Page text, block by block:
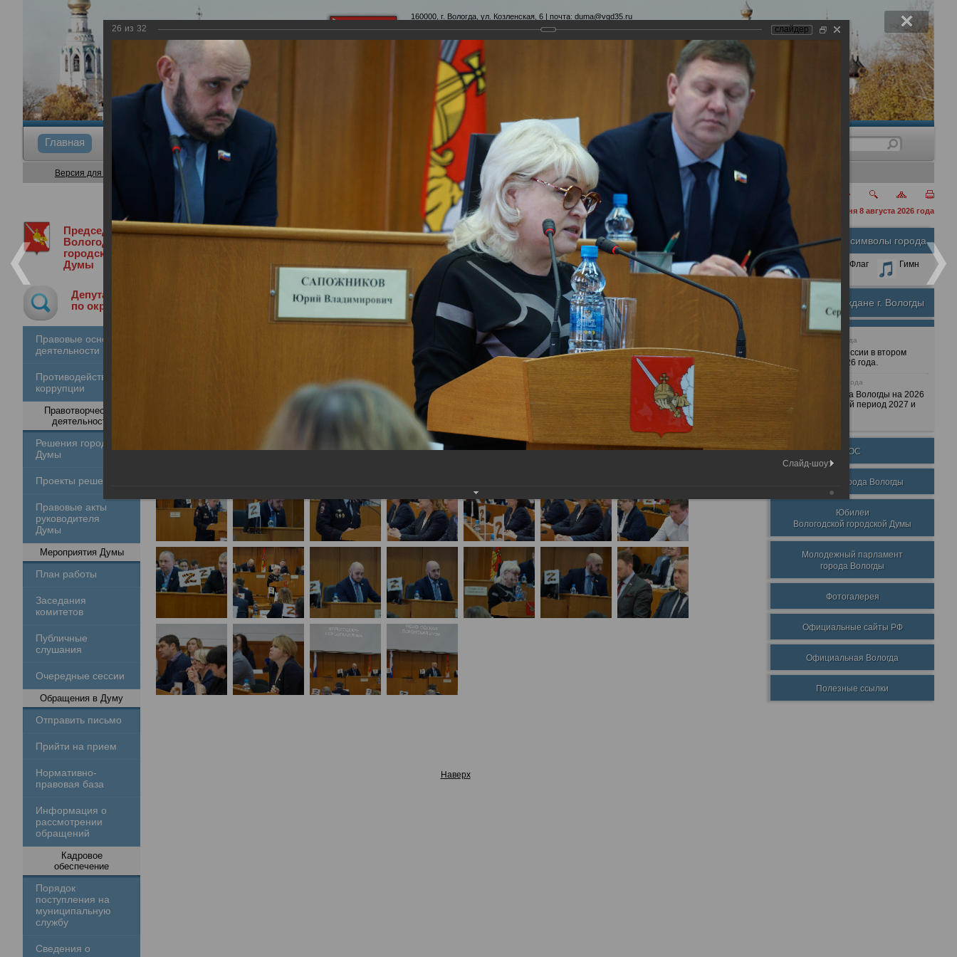
160000, г. Вологда, ул. Козленская, 6 | почта: duma@vgd35.ru
официальный сайтwww.duma-vologda.ru
Главная Общие сведения График приема Контакты Депутатские объединения
Версия для слабовидящих
сегодня 8 августа 2026 года
Председатель
Вологодской
городской
Думы
Депутат
по округу
Правовые основы
деятельности
Противодействие
коррупции
Правотворческая
деятельность
Решения городской
Думы
Проекты решений
Правовые акты
руководителя
Думы
Мероприятия Думы
План работы
Заседания
комитетов
Публичные
слушания
Очередные сессии
Обращения в Думу
Отправить письмо
Прийти на прием
Нормативно-
правовая база
Информация о
рассмотрении
обращений
Кадровое
обеспечение
Порядок
поступления на
муниципальную
службу
Сведения о
Медиа библиотека Фотогалерея
5-я сессия Вологодской городской Думы
Размер шрифта:
А
5-я сессия Вологодской городской Думы
Наверх
Официальные символы города
Герб Флаг Гимн
Почетные граждане г. Вологды
25 июня 2026 года
Очередные сессии в втором
полугодии 2026 года.
7 декабря 2025 года
Бюджет города Вологды на 2026
год и плановый период 2027 и
ТОС
Награды города Вологды
Юбилеи
Вологодской городской Думы
Молодежный парламент
города Вологды
Фотогалерея
Официальные сайты РФ
Официальная Вологда
Полезные ссылки
26 из 32 слайдер
Слайд-шоу: